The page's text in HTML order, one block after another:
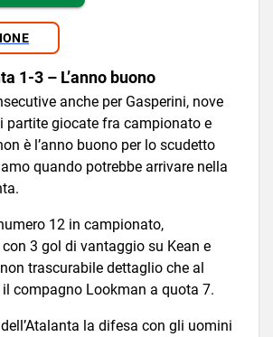
1-3 – L’anno buono
anche per Gasperini, nove
partite giocate fra campionato e
è l’anno buono per lo scudetto
quando potrebbe arrivare nella
12 in campionato,
3 gol di vantaggio su Kean e
trascurabile dettaglio che al
il compagno Lookman a quota 7.
la difesa con gli uomini